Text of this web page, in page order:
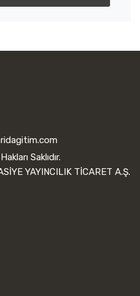
Saklıdır.
YAYINCILIK TİCARET A.Ş.